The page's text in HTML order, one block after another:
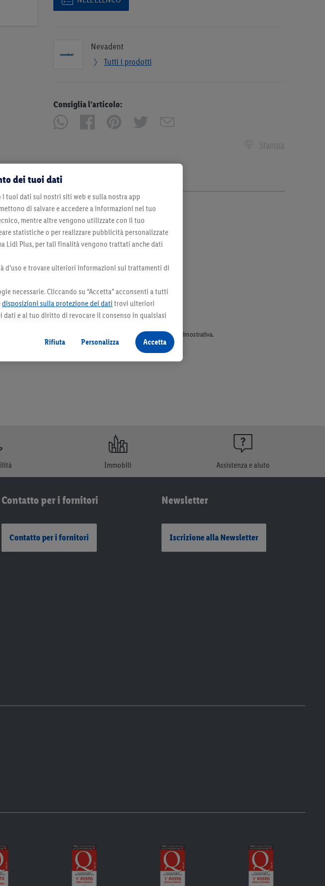
Nevadent
Tutti i prodotti
Consiglia l’articolo:
Stampa
quelli non-food, non fanno sempre parte dell’assortimento. Ill. dimostrativa.
Immobili Assistenza e aiuto
Contatto per i fornitori
Contatto per i fornitori
Newsletter
Iscrizione alla Newsletter
dei tuoi dati
i tuoi dati sui nostri siti web e sulla nostra app
di salvare e accedere a informazioni nel tuo
mentre altre vengono utilizzate con il tuo
statistiche o per realizzare pubblicità personalizzate
Lidl Plus, per tali finalità vengono trattati anche dati
d’uso e trovare ulteriori informazioni sui trattamenti di
necessarie. Cliccando su “Accetta” acconsenti a tutti
disposizioni sulla protezione dei dati trovi ulteriori
e al tuo diritto di revocare il consenso in qualsiasi
Rifiuta
Personalizza Accetta